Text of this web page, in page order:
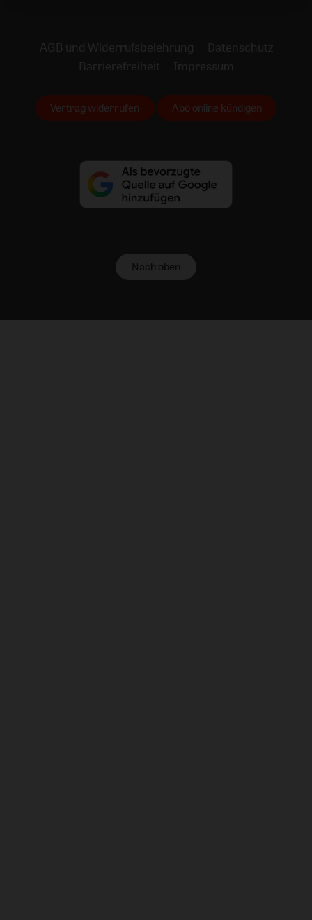
AGB und Widerrufsbelehrung
Datenschutz
Barrierefreiheit
Impressum
Vertrag widerrufen Abo online kündigen
Nach oben